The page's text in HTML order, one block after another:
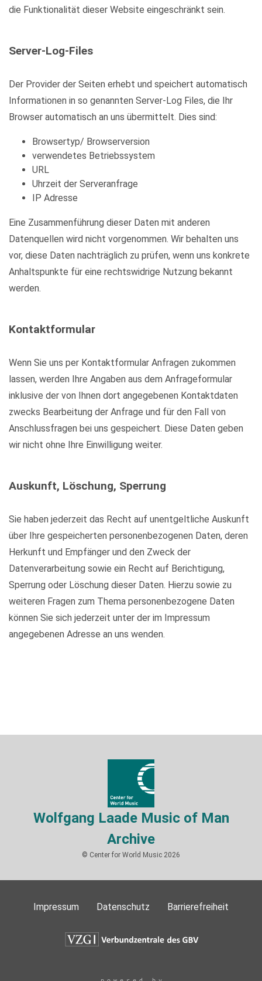
die Funktionalität dieser Website eingeschränkt sein.
Server-Log-Files
Der Provider der Seiten erhebt und speichert automatisch
Informationen in so genannten Server-Log Files, die Ihr
Browser automatisch an uns übermittelt. Dies sind:
Browsertyp/ Browserversion
verwendetes Betriebssystem
URL
Uhrzeit der Serveranfrage
IP Adresse
Eine Zusammenführung dieser Daten mit anderen
Datenquellen wird nicht vorgenommen. Wir behalten uns
vor, diese Daten nachträglich zu prüfen, wenn uns konkrete
Anhaltspunkte für eine rechtswidrige Nutzung bekannt
werden.
Kontaktformular
Wenn Sie uns per Kontaktformular Anfragen zukommen
lassen, werden Ihre Angaben aus dem Anfrageformular
inklusive der von Ihnen dort angegebenen Kontaktdaten
zwecks Bearbeitung der Anfrage und für den Fall von
Anschlussfragen bei uns gespeichert. Diese Daten geben
wir nicht ohne Ihre Einwilligung weiter.
Auskunft, Löschung, Sperrung
Sie haben jederzeit das Recht auf unentgeltliche Auskunft
über Ihre gespeicherten personenbezogenen Daten, deren
Herkunft und Empfänger und den Zweck der
Datenverarbeitung sowie ein Recht auf Berichtigung,
Sperrung oder Löschung dieser Daten. Hierzu sowie zu
weiteren Fragen zum Thema personenbezogene Daten
können Sie sich jederzeit unter der im Impressum
angegebenen Adresse an uns wenden.
Wolfgang Laade Music of Man
Archive
© Center for World Music 2026
Impressum Datenschutz Barrierefreiheit